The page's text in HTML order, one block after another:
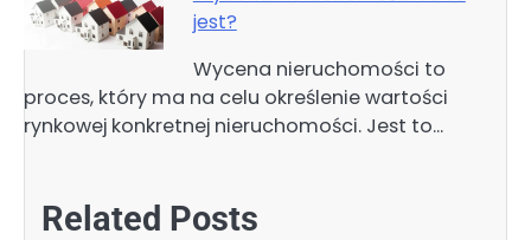
jest?
Wycena nieruchomości to
proces, który ma na celu określenie wartości
rynkowej konkretnej nieruchomości. Jest to…
Related Posts